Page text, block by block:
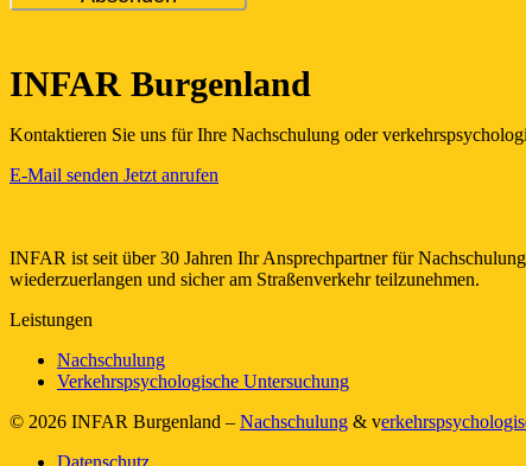
INFAR Burgenland
Kontaktieren Sie uns für Ihre Nachschulung oder
E-Mail senden Jetzt anrufen
INFAR ist seit über 30 Jahren Ihr Ansprechpartner für
wiederzuerlangen und sicher am Straßenverkehr teilzunehmen.
Leistungen
Nachschulung
Verkehrspsychologische Untersuchung
© 2026 INFAR Burgenland – Nachschulung & v
Datenschutz